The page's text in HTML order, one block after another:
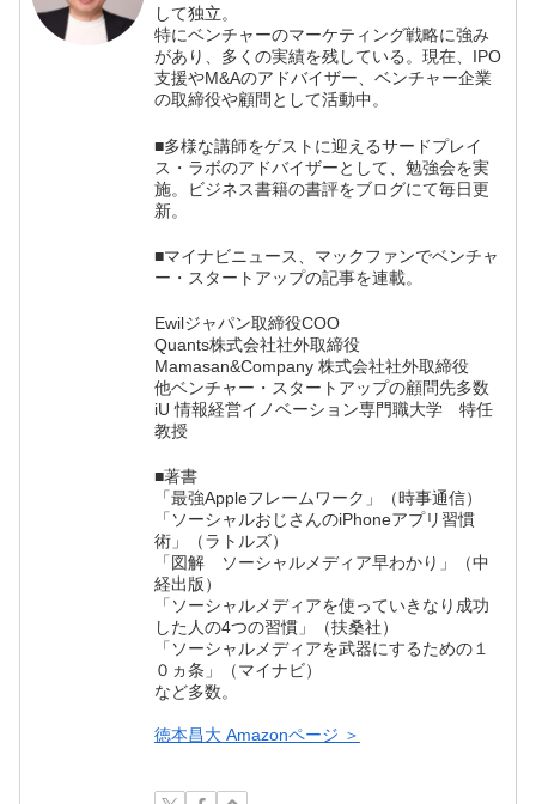
して独立。
特にベンチャーのマーケティング戦略に強み
があり、多くの実績を残している。現在、IPO
支援やM&Aのアドバイザー、ベンチャー企業
の取締役や顧問として活動中。
■多様な講師をゲストに迎えるサードプレイ
ス・ラボのアドバイザーとして、勉強会を実
施。ビジネス書籍の書評をブログにて毎日更
新。
■マイナビニュース、マックファンでベンチャ
ー・スタートアップの記事を連載。
Ewilジャパン取締役COO
Quants株式会社社外取締役
Mamasan&Company 株式会社社外取締役
他ベンチャー・スタートアップの顧問先多数
iU 情報経営イノベーション専門職大学 特任
教授
■著書
「最強Appleフレームワーク」（時事通信）
「ソーシャルおじさんのiPhoneアプリ習慣
術」（ラトルズ）
「図解 ソーシャルメディア早わかり」（中
経出版）
「ソーシャルメディアを使っていきなり成功
した人の4つの習慣」（扶桑社）
「ソーシャルメディアを武器にするための１
０ヵ条」（マイナビ）
など多数。
徳本昌大 Amazonページ ＞